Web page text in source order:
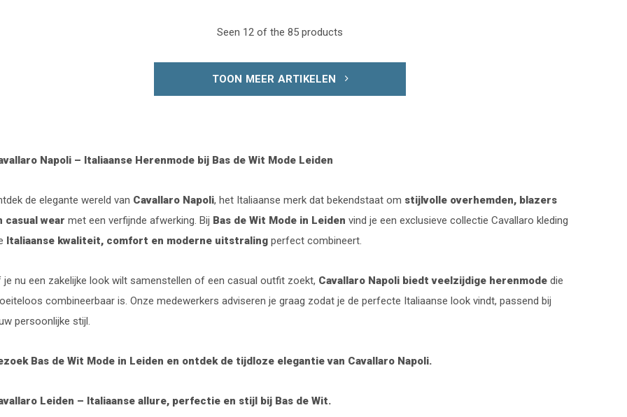
Seen 12 of the 85 products
TOON MEER ARTIKELEN
Napoli – Italiaanse Herenmode bij Bas de Wit Mode Leiden
de elegante wereld van Cavallaro Napoli, het Italiaanse merk dat bekendstaat om stijlvolle overhemden, blazers
casual wear met een verfijnde afwerking. Bij Bas de Wit Mode in Leiden vind je een exclusieve collectie Cavallaro kleding
Italiaanse kwaliteit, comfort en moderne uitstraling perfect combineert.
je nu een zakelijke look wilt samenstellen of een casual outfit zoekt, Cavallaro Napoli biedt veelzijdige herenmode die
combineerbaar is. Onze medewerkers adviseren je graag zodat je de perfecte Italiaanse look vindt, passend bij
persoonlijke stijl.
Bas de Wit Mode in Leiden en ontdek de tijdloze elegantie van Cavallaro Napoli.
Leiden – Italiaanse allure, perfectie en stijl bij Bas de Wit.